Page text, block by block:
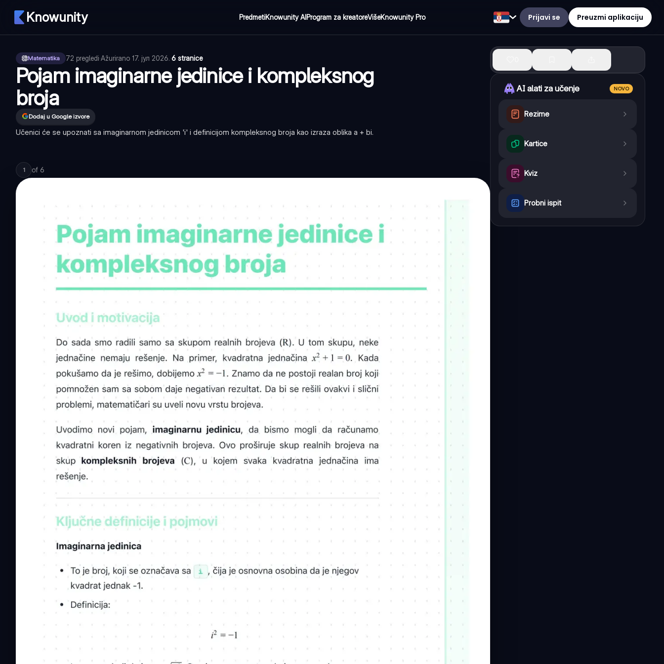
Knowunity PredmetiKnowunity AIProgram za kreatoreVišeKnowunity Pro Prijavi se Preuzmi aplikaciju
Matematika 72 pregledi·Ažurirano 17. јул 2026.·6 stranice
Pojam imaginarne jedinice i kompleksnog
broja
Dodaj u Google izvore
Učenici će se upoznati sa imaginarnom jedinicom 'i' i definicijom kompleksnog broja kao izraza oblika a + bi.
1 of 6
AI alati za učenje NOVO
Rezime
Kartice
Kviz
Probni ispit